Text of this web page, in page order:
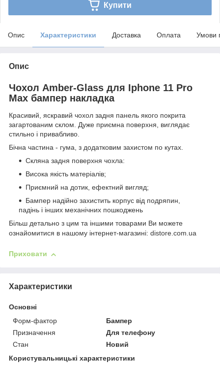
Купити
Опис Характеристики Доставка Оплата Умови
Опис
Чохол Amber-Glass для Iphone 11 Pro
Max бампер накладка
Красивий, яскравий чохол задня панель якого покрита
загартованим склом. Дуже приємна поверхня, виглядає
стильно і привабливо.
Бічна частина - гума, з додатковим захистом по кутах.
Скляна задня поверхня чохла:
Висока якість матеріалів;
Приємний на дотик, ефектний вигляд;
Бампер надійно захистить корпус від подряпин,
падінь і інших механічних пошкоджень
Більш детально з цим та іншими товарами Ви можете
ознайомитися в нашому інтернет-магазині: distore.com.ua
Приховати
Характеристики
Основні
Форм-фактор
Бампер
Призначення
Для телефону
Стан
Новий
Користувальницькі характеристики